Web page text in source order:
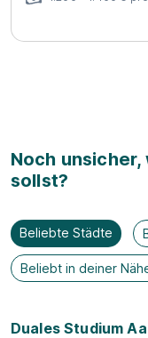
Noch
sollst?
Beliebte Städte
Beliebt in deiner
Duales Studium